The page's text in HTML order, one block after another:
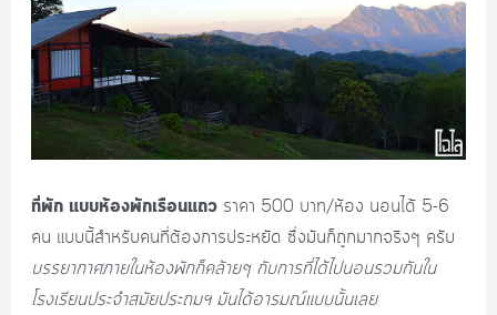
ที่พัก แบบห้องพักเรือนแถวราคา 500 บาท/ห้อง นอนได้ 5-6
คน แบบนี้สำหรับคนที่ต้องการประหยัด ซึ่งมันก็ถูกมากจริงๆ ครับ
บรรยากาศภายในห้องพักก็คล้ายๆ กับการที่ได้ไปนอนรวมกันใน
โรงเรียนประจำสมัยประถมฯ มันได้อารมณ์แบบนั้นเลย